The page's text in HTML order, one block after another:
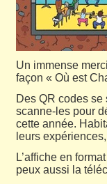
Un immense
façon « Où est
Des QR codes se
scanne-les pour
cette année.
leurs
L’affiche en
peux aussi la